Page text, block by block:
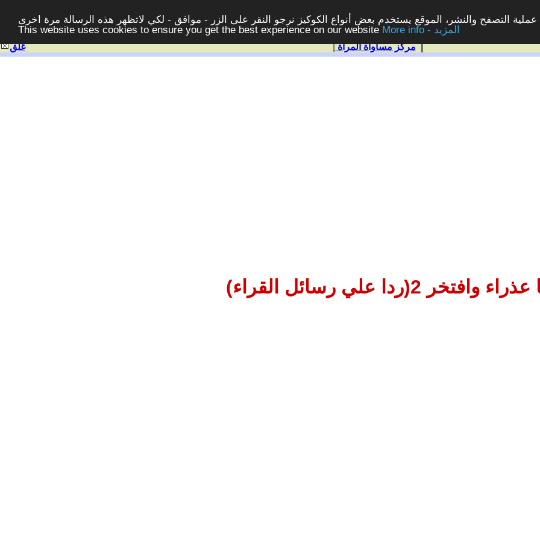
التصفح والنشر، الموقع يستخدم بعض أنواع الكوكيز نرجو النقر على الزر - موافق - لكي لاتظهر هذه الرسالة مرة اخرى -
This website uses cookies to ensure you get the best experience on our website
More info - المزيد
غلق | مركز مساواة المرأة|
عذراء وافتخر 2(ردا علي رسائل القراء)